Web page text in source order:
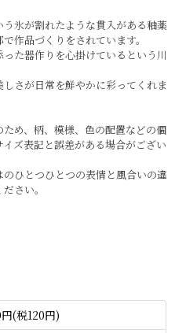
氷が割れたような貫入がある釉薬
作品づくりをされています。
た器作りを心掛けているという川
しさが日常を鮮やかに彩ってくれま
ため、柄、模様、色の配置などの個
ズ表記と誤差がある場合がござい
ひとつひとつの表情と風合いの違
さい。
(税120円)